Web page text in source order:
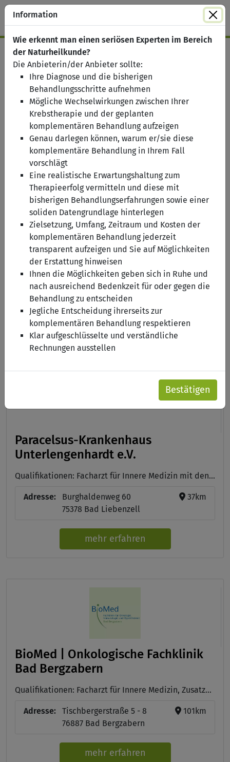
Gesetzlich versichert
Privat versichert
Online Beratung
Karte
Information
Wie erkennt man einen seriösen Experten im Bereich
der Naturheilkunde?
Die Anbieterin/der Anbieter sollte:
Ihre Diagnose und die bisherigen
Behandlungsschritte aufnehmen
Mögliche Wechselwirkungen zwischen Ihrer
Krebstherapie und der geplanten
komplementären Behandlung aufzeigen
Genau darlegen können, warum er/sie diese
komplementäre Behandlung in Ihrem Fall
vorschlägt
Eine realistische Erwartungshaltung zum
Therapieerfolg vermitteln und diese mit
bisherigen Behandlungserfahrungen sowie einer
soliden Datengrundlage hinterlegen
Zielsetzung, Umfang, Zeitraum und Kosten der
komplementären Behandlung jederzeit
transparent aufzeigen und Sie auf Möglichkeiten
der Erstattung hinweisen
Ihnen die Möglichkeiten geben sich in Ruhe und
nach ausreichend Bedenkzeit für oder gegen die
Behandlung zu entscheiden
Jegliche Entscheidung ihrerseits zur
komplementären Behandlung respektieren
Klar aufgeschlüsselte und verständliche
Rechnungen ausstellen
Bestätigen
Sie haben auch die Möglichkeit, dieOnline-Beratung
des Tumorzentrums Münchenbundesweit zu nutzen.
Naturheilkunde als Ergänzung
Schwerpunkt onkologische Patienten
Online Beratung
Paracelsus-Krankenhaus
Unterlengenhardt e.V.
Qualifikationen: Facharzt für Innere Medizin mit den klinischen Schwerpunkten Onkologie, Gastroenterologie und Herz-Kreislauf-Erkrankungen, Facharzt für Innere Medizin mit Schwerpunkt Gastroenterologie und Rheumatologie, DIN ISO 9001:2015
Adresse:
Burghaldenweg 60
75378 Bad Liebenzell
37km
mehr erfahren
BioMed | Onkologische Fachklinik
Bad Bergzabern
Qualifikationen: Facharzt für Innere Medizin, Zusatzbezeichnung Naturheilverfahren
Adresse:
Tischbergerstraße 5 - 8
76887 Bad Bergzabern
101km
mehr erfahren